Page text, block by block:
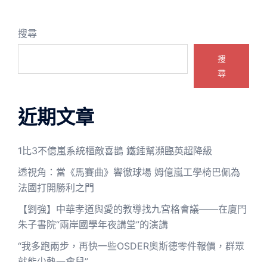
搜尋
搜
尋
近期文章
1比3不億嵐系統櫃敵喜鵲 鐵錘幫瀕臨英超降級
透視角：當《馬賽曲》響徹球場 姆億嵐工學椅巴佩為
法國打開勝利之門
【劉強】中華孝道與愛的教導找九宮格會議——在廈門
朱子書院“兩岸國學年夜講堂”的演講
“我多跑兩步，再快一些OSDER奧斯德零件報價，群眾